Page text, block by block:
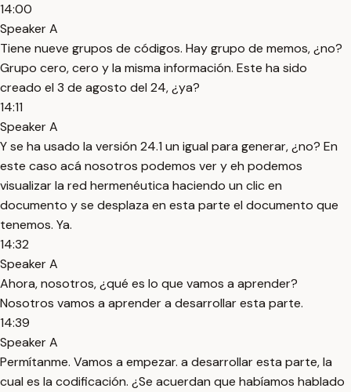
14:00
Speaker A
Tiene nueve grupos de códigos. Hay grupo de memos, ¿no?
Grupo cero, cero y la misma información. Este ha sido
creado el 3 de agosto del 24, ¿ya?
14:11
Speaker A
Y se ha usado la versión 24.1 un igual para generar, ¿no? En
este caso acá nosotros podemos ver y eh podemos
visualizar la red hermenéutica haciendo un clic en
documento y se desplaza en esta parte el documento que
tenemos. Ya.
14:32
Speaker A
Ahora, nosotros, ¿qué es lo que vamos a aprender?
Nosotros vamos a aprender a desarrollar esta parte.
14:39
Speaker A
Permítanme. Vamos a empezar. a desarrollar esta parte, la
cual es la codificación. ¿Se acuerdan que habíamos hablado